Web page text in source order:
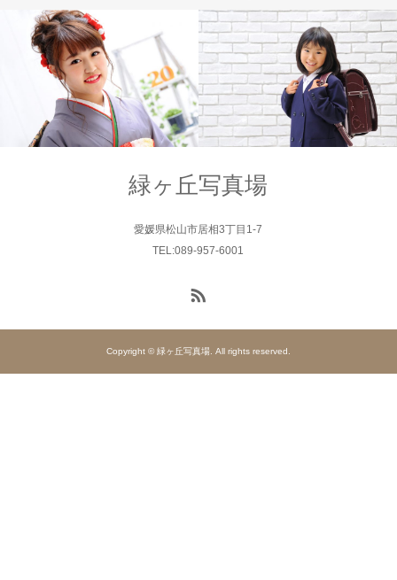
Family Family
緑ヶ丘写真場
愛媛県松山市居相3丁目1-7
TEL:089-957-6001
Copyright © 緑ヶ丘写真場. All rights reserved.